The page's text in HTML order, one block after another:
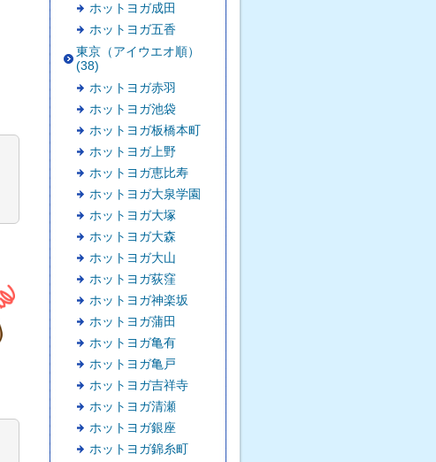
ホットヨガ成田
ホットヨガ五香
東京（アイウエオ順）
(38)
ホットヨガ赤羽
ホットヨガ池袋
ホットヨガ板橋本町
ホットヨガ上野
ホットヨガ恵比寿
ホットヨガ大泉学園
ホットヨガ大塚
ホットヨガ大森
ホットヨガ大山
ホットヨガ荻窪
ホットヨガ神楽坂
ホットヨガ蒲田
ホットヨガ亀有
ホットヨガ亀戸
ホットヨガ吉祥寺
ホットヨガ清瀬
ホットヨガ銀座
ホットヨガ錦糸町